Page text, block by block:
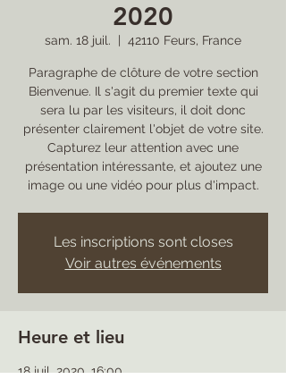
2020
sam. 18 juil. 42110 Feurs, France
Paragraphe de clôture de votre section
Bienvenue. Il s'agit du premier texte qui
sera lu par les visiteurs, il doit donc
présenter clairement l'objet de votre site.
Capturez leur attention avec une
présentation intéressante, et ajoutez une
image ou une vidéo pour plus d'impact.
Les inscriptions sont closes
Voir autres événements
Heure et lieu
18 juil. 2020, 16:00